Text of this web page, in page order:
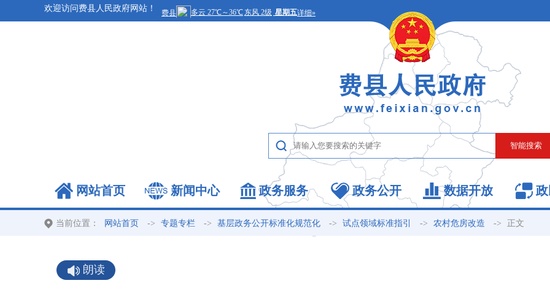
欢迎访问费县人民政府网站！
网站首页 新闻中心 政务服务 政务公开 数据开放
当前位置： 网站首页 -> 专题专栏 -> 基层政务公开标准化规范化 -> 试点领域标准指引 -> 农村危房改造 -> 正文
朗读